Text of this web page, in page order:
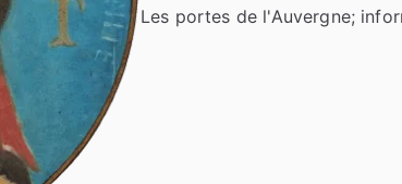
Les portes de l'Auvergne;